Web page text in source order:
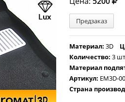
Предзаказ
Материал:3D
Количество:3
Материал
Артикул: EM3D-
Страна